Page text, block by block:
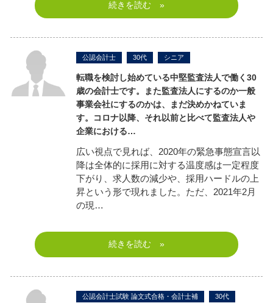
続きを読む »
公認会計士 30代 シニア
転職を検討し始めている中堅監査法人で働く30
歳の会計士です。また監査法人にするのか一般
事業会社にするのかは、まだ決めかねていま
す。
コロナ以降、それ以前と比べて監査法人や
企業における…
広い視点で見れば、2020年の緊急事態宣言以
降は全体的に採用に対する温度感は一定程度
下がり、求人数の減少や、採用ハードルの上
昇という形で現れました。ただ、2021年2月
の現…
続きを読む »
公認会計士試験 論文式合格・会計士補
30代